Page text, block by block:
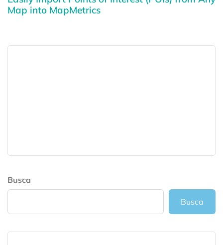
Map into MapMetrics
Busca
Busca